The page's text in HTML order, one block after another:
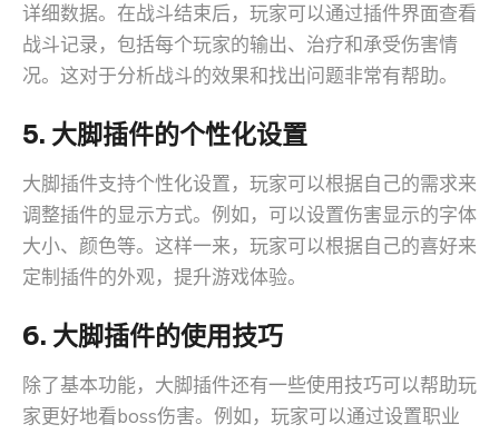
详细数据。在战斗结束后，玩家可以通过插件界面查看
战斗记录，包括每个玩家的输出、治疗和承受伤害情
况。这对于分析战斗的效果和找出问题非常有帮助。
5. 大脚插件的个性化设置
大脚插件支持个性化设置，玩家可以根据自己的需求来
调整插件的显示方式。例如，可以设置伤害显示的字体
大小、颜色等。这样一来，玩家可以根据自己的喜好来
定制插件的外观，提升游戏体验。
6. 大脚插件的使用技巧
除了基本功能，大脚插件还有一些使用技巧可以帮助玩
家更好地看boss伤害。例如，玩家可以通过设置职业